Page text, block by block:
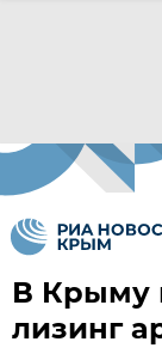
В Крыму
лизинг